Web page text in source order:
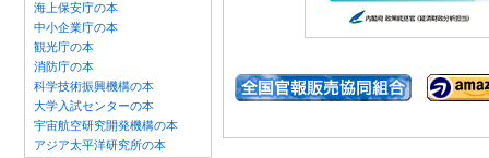
海上保安庁の本
中小企業庁の本
観光庁の本
消防庁の本
科学技術振興機構の本
大学入試センターの本
宇宙航空研究開発機構の本
アジア太平洋研究所の本